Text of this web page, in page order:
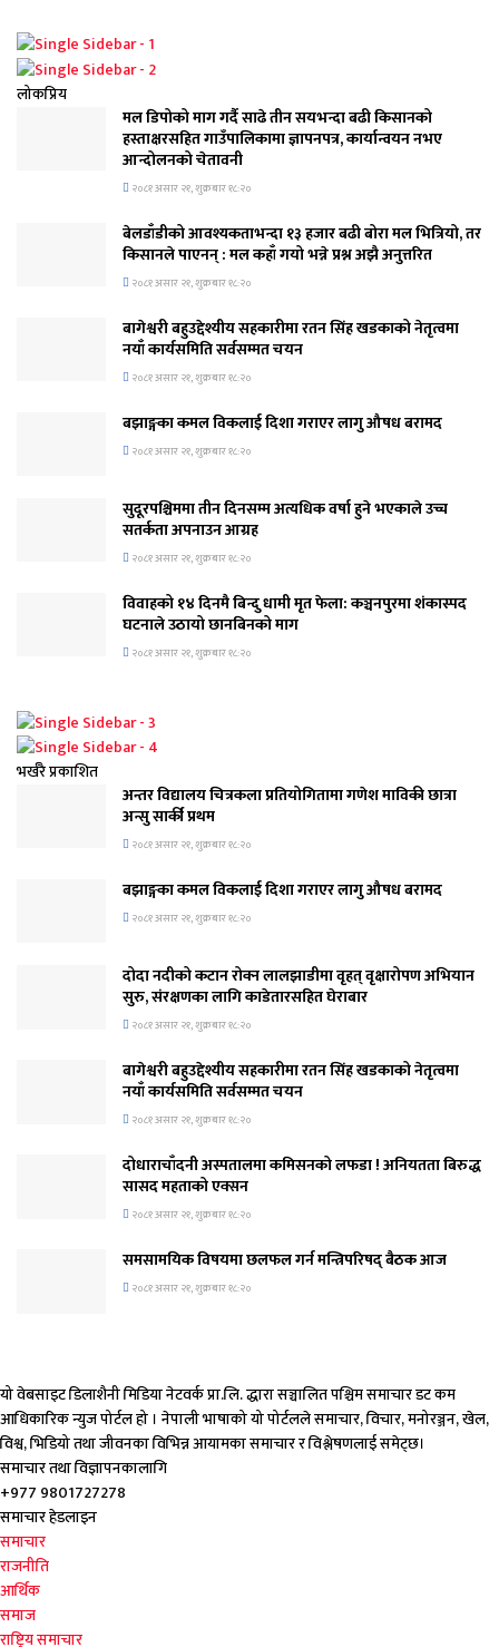
लोकप्रिय
मल डिपोको माग गर्दै साढे तीन सयभन्दा बढी किसानको
हस्ताक्षरसहित गाउँपालिकामा ज्ञापनपत्र, कार्यान्वयन नभए
आन्दोलनको चेतावनी
२०८१ असार २१, शुक्रबार १८:२०
बेलडाँडीको आवश्यकताभन्दा १३ हजार बढी बोरा मल भित्रियो, तर
किसानले पाएनन् : मल कहाँ गयो भन्ने प्रश्न अझै अनुत्तरित
२०८१ असार २१, शुक्रबार १८:२०
बागेश्वरी बहुउद्देश्यीय सहकारीमा रतन सिंह खडकाको नेतृत्वमा
नयाँ कार्यसमिति सर्वसम्मत चयन
२०८१ असार २१, शुक्रबार १८:२०
बझाङ्गका कमल विकलाई दिशा गराएर लागु औषध बरामद
२०८१ असार २१, शुक्रबार १८:२०
सुदूरपश्चिममा तीन दिनसम्म अत्यधिक वर्षा हुने भएकाले उच्च
सतर्कता अपनाउन आग्रह
२०८१ असार २१, शुक्रबार १८:२०
विवाहको १४ दिनमै बिन्दु धामी मृत फेला: कञ्चनपुरमा शंकास्पद
घटनाले उठायो छानबिनको माग
२०८१ असार २१, शुक्रबार १८:२०
भर्खरै प्रकाशित
अन्तर विद्यालय चित्रकला प्रतियोगितामा गणेश माविकी छात्रा
अन्सु सार्की प्रथम
२०८१ असार २१, शुक्रबार १८:२०
बझाङ्गका कमल विकलाई दिशा गराएर लागु औषध बरामद
२०८१ असार २१, शुक्रबार १८:२०
दोदा नदीको कटान रोक्न लालझाडीमा वृहत् वृक्षारोपण अभियान
सुरु, संरक्षणका लागि काडेतारसहित घेराबार
२०८१ असार २१, शुक्रबार १८:२०
बागेश्वरी बहुउद्देश्यीय सहकारीमा रतन सिंह खडकाको नेतृत्वमा
नयाँ कार्यसमिति सर्वसम्मत चयन
२०८१ असार २१, शुक्रबार १८:२०
दोधाराचाँदनी अस्पतालमा कमिसनको लफडा ! अनियतता बिरुद्ध
सासद महताको एक्सन
२०८१ असार २१, शुक्रबार १८:२०
समसामयिक विषयमा छलफल गर्न मन्त्रिपरिषद् बैठक आज
२०८१ असार २१, शुक्रबार १८:२०
यो वेबसाइट डिलाशैनी मिडिया नेटवर्क प्रा.लि. द्धारा सञ्चालित पश्चिम समाचार डट कम
आधिकारिक न्युज पोर्टल हो । नेपाली भाषाको यो पोर्टलले समाचार, विचार, मनोरञ्जन, खेल,
विश्व, भिडियो तथा जीवनका विभिन्न आयामका समाचार र विश्लेषणलाई समेट्छ।
समाचार तथा विज्ञापनकालागि
+977 9801727278
समाचार हेडलाइन
समाचार
राजनीति
आर्थिक
समाज
राष्ट्रिय समाचार